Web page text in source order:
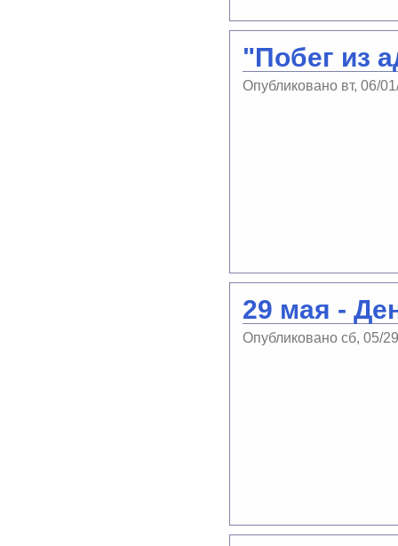
"Побег из
Опубликовано вт, 06/
29 мая -
Опубликовано сб, 05/